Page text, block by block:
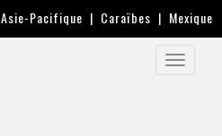
Asie-Pacifique | Caraïbes | Mexique
Toggle